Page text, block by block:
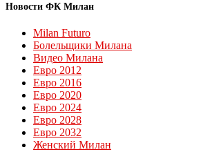
Новости ФК Милан
Milan Futuro
Болельщики Милана
Видео Милана
Евро 2012
Евро 2016
Евро 2020
Евро 2024
Евро 2028
Евро 2032
Женский Милан